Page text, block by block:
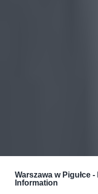
Warszawa w Pigułce -
Information